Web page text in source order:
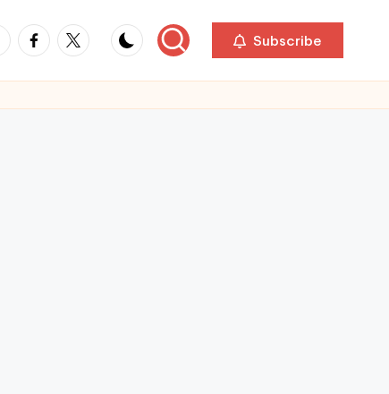
Facebook
Twitter Subscribe